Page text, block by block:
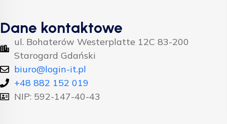
Dane kontaktowe
ul. Bohaterów Westerplatte 12C 83-200
Starogard Gdański
biuro@login-it.pl
+48 882 152 019
NIP: 592-147-40-43